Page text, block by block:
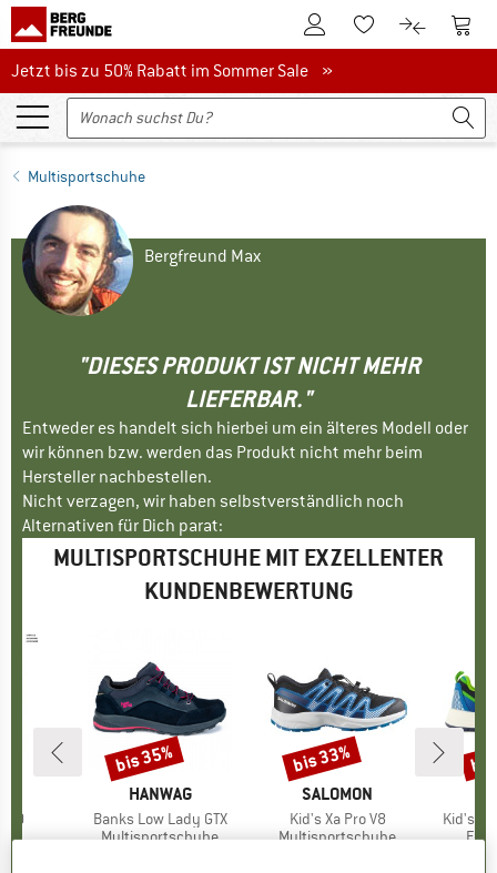
Zum KundenkontoZum Merkzettel.
Zum Zum
Jetzt bis zu 50% Rabatt im Sommer Sale
Jetzt bis zu 50% Rabatt im Sommer Sale »
Multisportschuhe
Bergfreund Max
"DIESES PRODUKT IST NICHT MEHR
LIEFERBAR."
Entweder es handelt sich hierbei um ein älteres Modell oder
wir können bzw. werden das Produkt nicht mehr beim
Hersteller nachbestellen.
Nicht verzagen, wir haben selbstverständlich noch
Alternativen für Dich parat:
MULTISPORTSCHUHE MIT EXZELLENTER
KUNDENBEWERTUNG
10
MARKE
HANWAG
Artikel
Banks Low Lady GTX
Produktgruppe
Multisportschuhe
Rabatt
bis 35%
MARKE
SALOMON
Artikel
Kid's Xa Pro V8
Produktgruppe
Multisportschuhe
Rabatt
bis 33%
Artikel
Kid's